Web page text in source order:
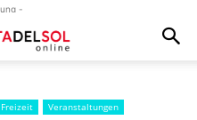
-
Freizeit Veranstaltungen